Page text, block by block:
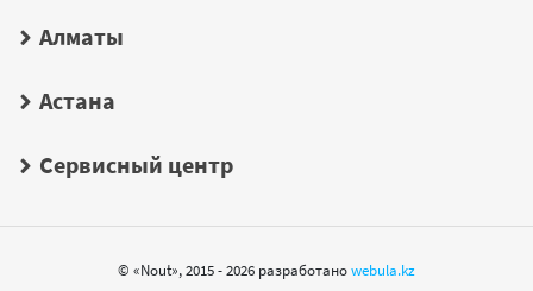
Алматы
Астана
Сервисный центр
© «Nout», 2015 - 2026 разработаноwebula.kz